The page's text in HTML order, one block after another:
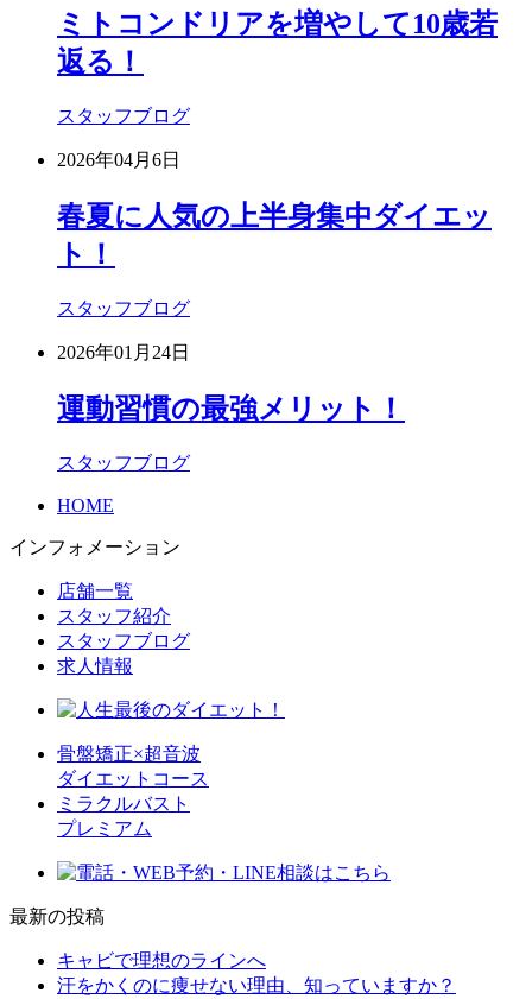
ミトコンドリアを増やして10歳若
返る！
スタッフブログ
2026年04月6日
春夏に人気の上半身集中ダイエッ
ト！
スタッフブログ
2026年01月24日
運動習慣の最強メリット！
スタッフブログ
HOME
インフォメーション
店舗一覧
スタッフ紹介
スタッフブログ
求人情報
骨盤矯正×超音波
ダイエットコース
ミラクルバスト
プレミアム
最新の投稿
キャビで理想のラインへ
汗をかくのに痩せない理由、知っていますか？